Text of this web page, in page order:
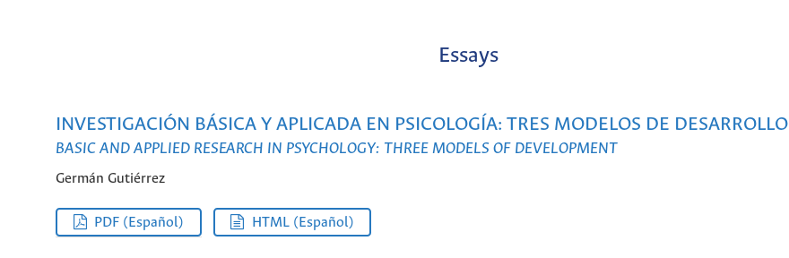
Essays
INVESTIGACIÓN BÁSICA Y APLICADA EN PSICOLOGÍA: TRES MODELOS DE DESARROLLO
BASIC AND APPLIED RESEARCH IN PSYCHOLOGY: THREE MODELS OF DEVELOPMENT
Germán Gutiérrez
PDF (Español) HTML (Español)